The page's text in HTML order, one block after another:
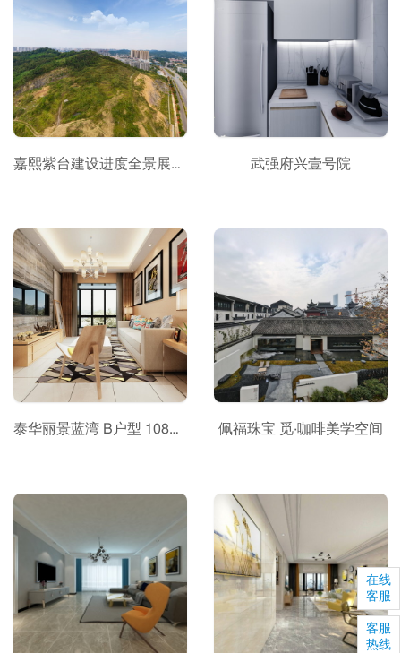
嘉熙紫台建设进度全景展示(开工第675天) 武强府兴壹号院
泰华丽景蓝湾 B户型 108㎡ 三室两厅一卫（仅供参考） 佩福珠宝 觅·咖啡美学空间
在线
客服
客服
热线